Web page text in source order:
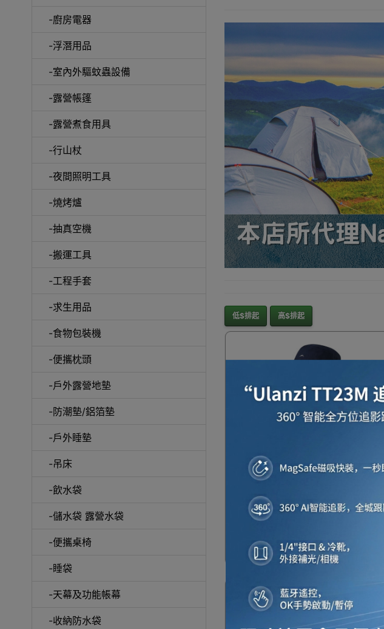
-廚房電器
-浮潛用品
-室內外驅蚊蟲設備
-露營帳篷
-露營煮食用具
-行山杖
-夜間照明工具
-燒烤爐
-抽真空機
-搬運工具
-工程手套
-求生用品
-食物包裝機
-便攜枕頭
-戶外露營地墊
-防潮墊/鋁箔墊
-戶外睡墊
-吊床
-飲水袋
-儲水袋 露營水袋
-便攜桌椅
-睡袋
-天幕及功能帳幕
-收納防水袋
露營工具及配件
毛巾及浴巾 上班/日用/旅行背包
食品收納保存飯盒
戶外燒烤爐 燒烤工具及配件
低$排起 高$排起
NATUREHIKE 戶外漁夫帽
(CYY2551FS013) - 藍色 | 遮陽帽防
曬防紫外線 太陽帽